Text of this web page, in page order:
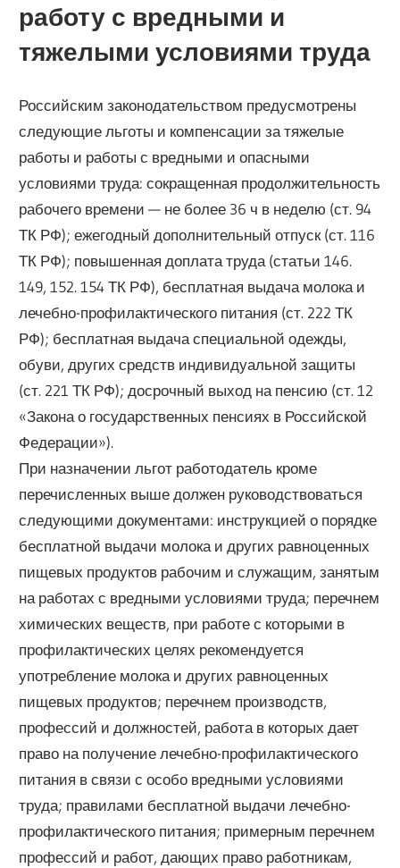
работу с вредными и
тяжелыми условиями труда
Российским законодательством предусмотрены
следующие льготы и компенсации за тяжелые
работы и работы с вредными и опасными
условиями труда: сокращенная продолжительность
рабочего времени — не более 36 ч в неделю (ст. 94
ТК РФ); ежегодный дополнительный отпуск (ст. 116
ТК РФ); повышенная доплата труда (статьи 146.
149, 152. 154 ТК РФ), бесплатная выдача молока и
лечебно-профилактического питания (ст. 222 ТК
РФ); бесплатная выдача специальной одежды,
обуви, других средств индивидуальной защиты
(ст. 221 ТК РФ); досрочный выход на пенсию (ст. 12
«Закона о государственных пенсиях в Российской
Федерации»).
При назначении льгот работодатель кроме
перечисленных выше должен руководствоваться
следующими документами: инструкцией о порядке
бесплатной выдачи молока и других равноценных
пищевых продуктов рабочим и служащим, занятым
на работах с вредными условиями труда; перечнем
химических веществ, при работе с которыми в
профилактических целях рекомендуется
употребление молока и других равноценных
пищевых продуктов; перечнем производств,
профессий и должностей, работа в которых дает
право на получение лечебно-профилактического
питания в связи с особо вредными условиями
труда; правилами бесплатной выдачи лечебно-
профилактического питания; примерным перечнем
профессий и работ, дающих право работникам,